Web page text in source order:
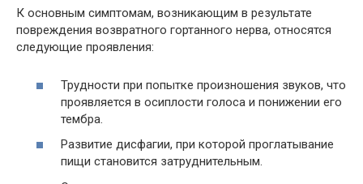
К основным симптомам, возникающим в результате
повреждения возвратного гортанного нерва, относятся
следующие проявления:
Трудности при попытке произношения звуков, что
проявляется в осиплости голоса и понижении его
тембра.
Развитие дисфагии, при которой проглатывание
пищи становится затруднительным.